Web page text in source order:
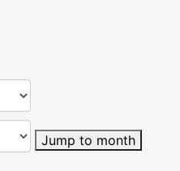
Jump to month